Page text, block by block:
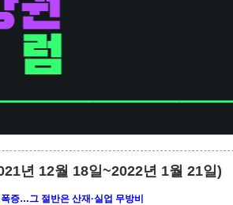
년 12월 18일~2022년 1월 21일)
증…그 절반은 산재·실업 무방비